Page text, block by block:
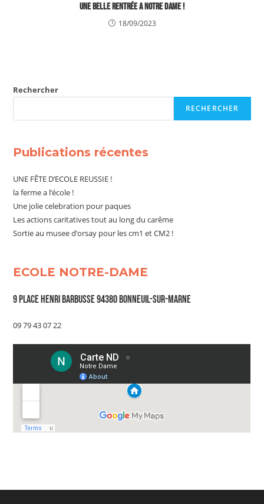
Une bELLE rentrée a Notre Dame !
18/09/2023
Rechercher
RECHERCHER
Publications récentes
UNE FÊTE D’ECOLE REUSSIE !
la ferme a l’école !
Une jolie celebration pour paques
Les actions caritatives tout au long du carême
Sortie au musee d’orsay pour les cm1 et CM2 !
ECOLE NOTRE-DAME
9 Place Henri Barbusse 94380 Bonneuil-sur-Marne
09 79 43 07 22